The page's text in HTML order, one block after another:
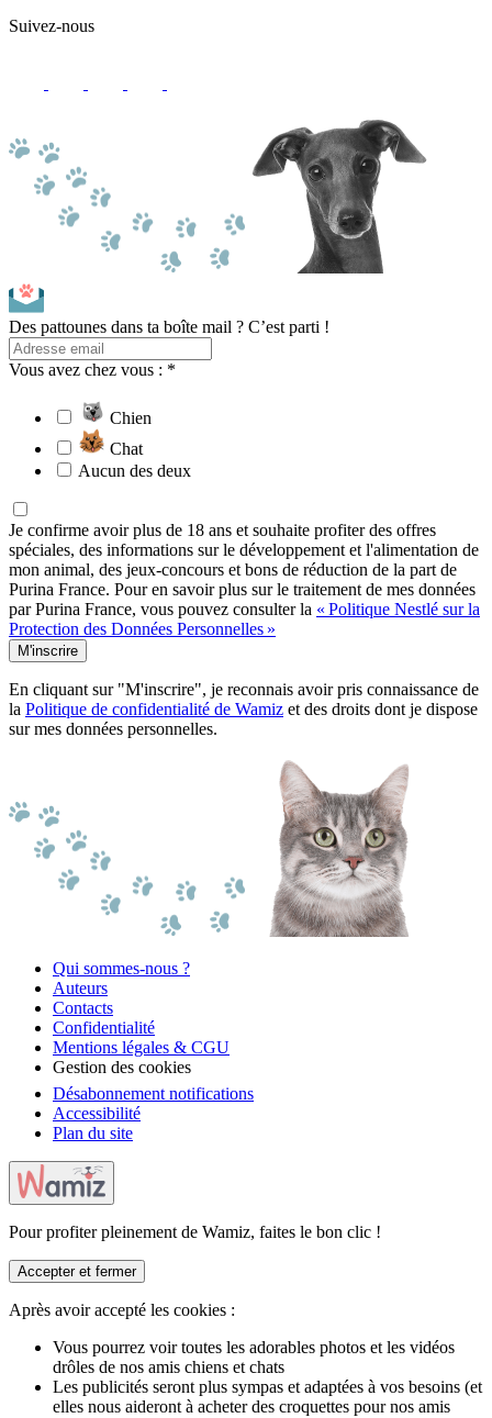
Suivez-nous
Des pattounes dans ta boîte mail ? C’est parti !
Vous avez chez vous : *
Chien
Chat
Aucun des deux
Je confirme avoir plus de 18 ans et souhaite profiter des offres
spéciales, des informations sur le développement et l'alimentation de
mon animal, des jeux-concours et bons de réduction de la part de
Purina France. Pour en savoir plus sur le traitement de mes données
par Purina France, vous pouvez consulter la « Politique Nestlé sur la
Protection des Données Personnelles »
M'inscrire
En cliquant sur "M'inscrire", je reconnais avoir pris connaissance de
la Politique de confidentialité de Wamiz et des droits dont je dispose
sur mes données personnelles.
Qui sommes-nous ?
Auteurs
Contacts
Confidentialité
Mentions légales & CGU
Gestion des cookies
Désabonnement notifications
Accessibilité
Plan du site
Pour profiter pleinement de Wamiz, faites le bon clic !
Accepter et fermer
Après avoir accepté les cookies :
Vous pourrez voir toutes les adorables photos et les vidéos
drôles de nos amis chiens et chats
Les publicités seront plus sympas et adaptées à vos besoins (et
elles nous aideront à acheter des croquettes pour nos amis